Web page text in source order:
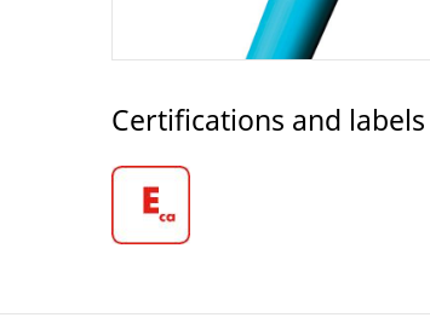
Certifications and labels